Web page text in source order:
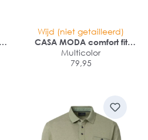
Wijd (niet getailleerd)
CASA MODA comfort fit
heren polo lange mouw
Multicolor
79,95